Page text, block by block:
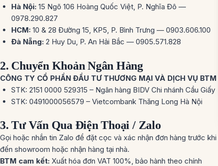
Hà Nội:15 Ngõ 106 Hoàng Quốc Việt, P. Nghĩa Đô —
0978.290.827
HCM:10 & 28 Đường 15, KP5, P. Bình Trưng — 0903.606.100
Đà Nẵng:2 Huy Du, P. An Hải Bắc — 0905.571.828
2. Chuyển Khoản Ngân Hàng
CÔNG TY CỔ PHẦN ĐẦU TƯ THƯƠNG MẠI VÀ DỊCH VỤ BTM
STK: 2151 0000 529315 – Ngân hàng BIDV Chi nhánh Cầu Giấy
STK: 0491000056579 – Vietcombank Thăng Long Hà Nội
3. Tư Vấn Qua Điện Thoại / Zalo
Gọi hoặc nhắn tin Zalo để đặt cọc và xác nhận đơn hàng trước khi
đến showroom hoặc nhận hàng tại nhà.
BTM cam kết: Xuất hóa đơn VAT 100%, bảo hành theo chính